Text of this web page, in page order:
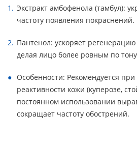
Экстракт амбофенола (тамбул):
частоту появления покраснений.
Пантенол: ускоряет
делая лицо более ровным по
Особенности: Рекомендуется
реактивности кожи (куперозе,
постоянном использовании
сокращает частоту обострений.